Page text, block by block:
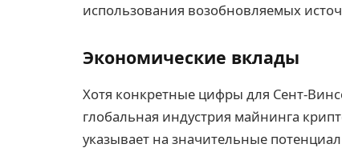
использования возобновляемых
Экономические вклады
Хотя конкретные цифры для Сент-
глобальная индустрия майнинга
указывает на значительные